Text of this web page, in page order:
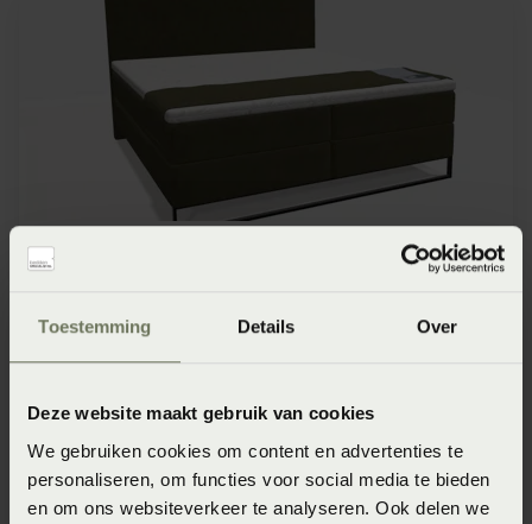
Toestemming Details Over
Deze website maakt gebruik van cookies
We gebruiken cookies om content en advertenties te
personaliseren, om functies voor social media te bieden
en om ons websiteverkeer te analyseren. Ook delen we